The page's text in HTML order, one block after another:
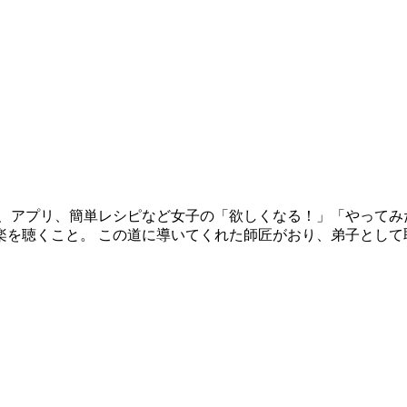
プリ、簡単レシピなど女子の「欲しくなる！」「やって
聴くこと。 この道に導いてくれた師匠がおり、弟子とし